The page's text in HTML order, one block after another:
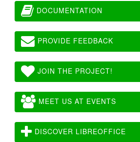
DOCUMENTATION
PROVIDE FEEDBACK
JOIN THE PROJECT!
MEET US AT EVENTS
DISCOVER LIBREOFFICE